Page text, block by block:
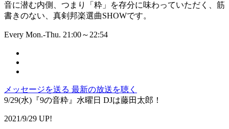
音に潜む内側、つまり「粋」を存分に味わっていただく、筋
書きのない、真剣邦楽選曲SHOWです。
Every Mon.-Thu. 21:00～22:54
メッセージを送る 最新の放送を聴く
9/29(水)『9の音粋』水曜日 DJは藤田太郎！
2021/9/29 UP!